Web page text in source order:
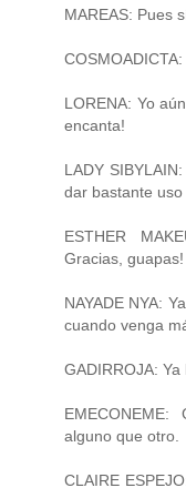
MAREAS: Pues
LORENA: Yo
encanta!
LADY
dar bastante uso
ESTHER
Gracias, guapas!
NAYADE NYA:
cuando venga
GADIRROJA:
alguno que otro.
CLAIRE